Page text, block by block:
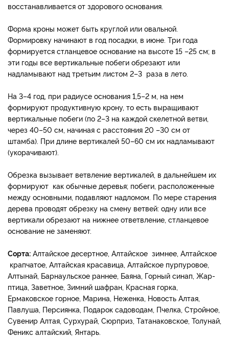
восстанавливается от здорового основания.
Форма кроны может быть круглой или овальной.
Формировку начинают в год посадки, в июне. Три года
формируется стланцевое основание на высоте 15 –25 см; в
эти годы все вертикальные побеги обрезают или
надламывают над третьим листом 2–3 раза в лето.
На 3–4 год, при радиусе основания 1,5–2 м, на нем
формируют продуктивную крону, то есть выращивают
вертикальные побеги (по 2–3 на каждой скелетной ветви,
через 40–50 см, начиная с расстояния 20 –30 см от
штамба). При длине вертикалей 50–60 см их надламывают
(укорачивают).
Обрезка вызывает ветвление вертикалей, в дальнейшем их
формируют как обычные деревья; побеги, расположенные
между основными, подавляют надломом. По мере старения
дерева проводят обрезку на смену ветвей: одну или все
вертикали обрезают на нижнее ответвление, стланцевое
основание не заменяют.
Сорта: Алтайское десертное, Алтайское зимнее, Алтайское
крапчатое, Алтайская красавица, Алтайское пурпуровое,
Алтынай, Барнаульское раннее, Баяна, Горный синап, Жар-
птица, Заветное, Зимний шафран, Красная горка,
Ермаковское горное, Марина, Неженка, Новость Алтая,
Павлуша, Персиянка, Подарок садоводам, Пчелка, Стройное,
Сувенир Алтая, Сурхурай, Сюрприз, Татанаковское, Толунай,
Феникс алтайский, Янтарь.